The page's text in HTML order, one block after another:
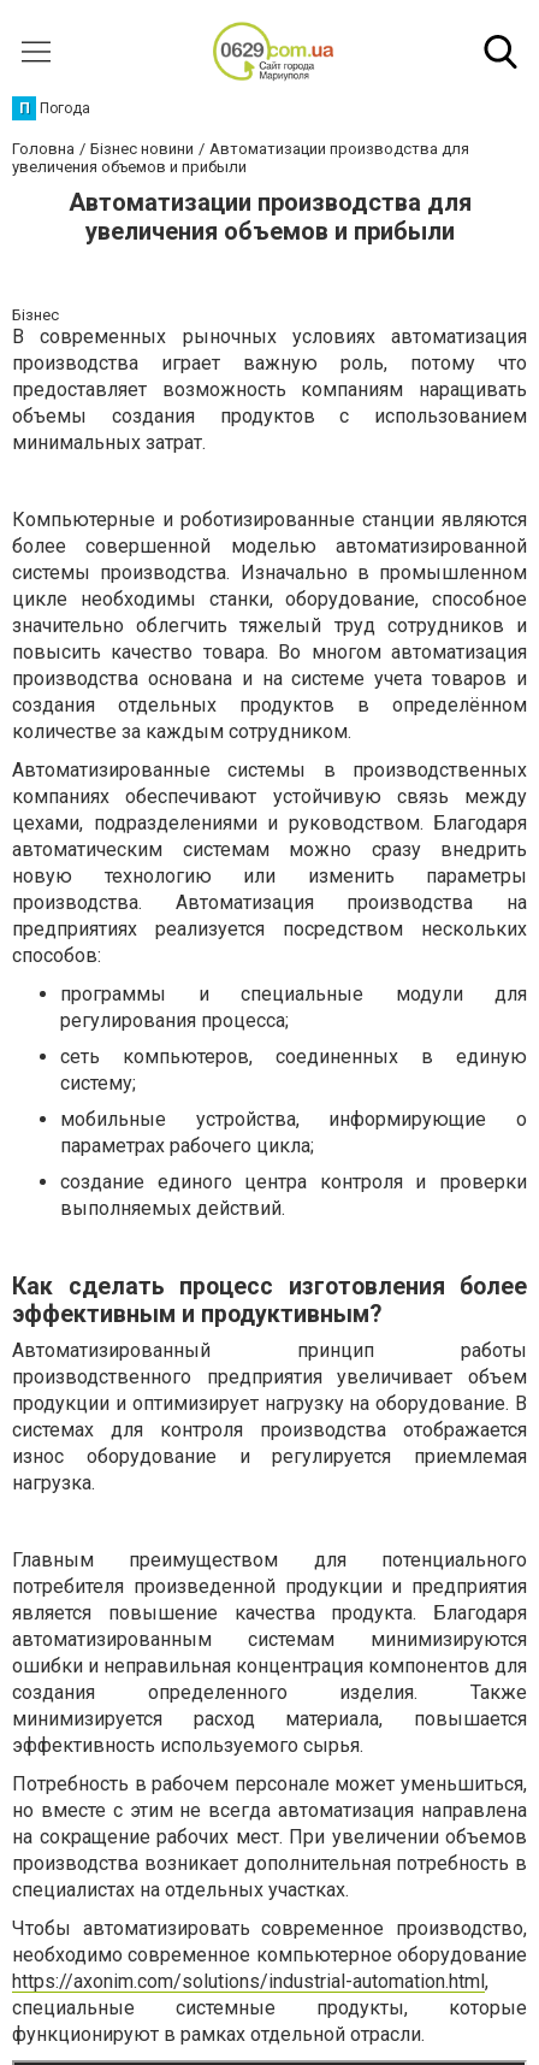
П Погода
Головна Бізнес новини
Автоматизации производства для
увеличения объемов и прибыли
Автоматизации производства для
увеличения объемов и прибыли
Бізнес
В современных рыночных условиях автоматизация
производства играет важную роль, потому что
предоставляет возможность компаниям наращивать
объемы создания продуктов с использованием
минимальных затрат.
Компьютерные и роботизированные станции являются
более совершенной моделью автоматизированной
системы производства. Изначально в промышленном
цикле необходимы станки, оборудование, способное
значительно облегчить тяжелый труд сотрудников и
повысить качество товара. Во многом автоматизация
производства основана и на системе учета товаров и
создания отдельных продуктов в определённом
количестве за каждым сотрудником.
Автоматизированные системы в производственных
компаниях обеспечивают устойчивую связь между
цехами, подразделениями и руководством. Благодаря
автоматическим системам можно сразу внедрить
новую технологию или изменить параметры
производства. Автоматизация производства на
предприятиях реализуется посредством нескольких
способов:
программы и специальные модули для
регулирования процесса;
сеть компьютеров, соединенных в единую
систему;
мобильные устройства, информирующие о
параметрах рабочего цикла;
создание единого центра контроля и проверки
выполняемых действий.
Как сделать процесс изготовления более
эффективным и продуктивным?
Автоматизированный принцип работы
производственного предприятия увеличивает объем
продукции и оптимизирует нагрузку на оборудование. В
системах для контроля производства отображается
износ оборудование и регулируется приемлемая
нагрузка.
Главным преимуществом для потенциального
потребителя произведенной продукции и предприятия
является повышение качества продукта. Благодаря
автоматизированным системам минимизируются
ошибки и неправильная концентрация компонентов для
создания определенного изделия. Также
минимизируется расход материала, повышается
эффективность используемого сырья.
Потребность в рабочем персонале может уменьшиться,
но вместе с этим не всегда автоматизация направлена
на сокращение рабочих мест. При увеличении объемов
производства возникает дополнительная потребность в
специалистах на отдельных участках.
Чтобы автоматизировать современное производство,
необходимо современное компьютерное оборудование
https://axonim.com/solutions/industrial-automation.html,
специальные системные продукты, которые
функционируют в рамках отдельной отрасли.